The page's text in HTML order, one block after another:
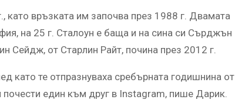
като връзката им започва през 1988 г. Двамата
на 25 г. Сталоун е баща и на сина си Сърджън
Сейдж, от Старлин Райт, почина през 2012 г.
като те отпразнуваха сребърната годишнина от
почести един към друг в Instagram, пише Дарик.